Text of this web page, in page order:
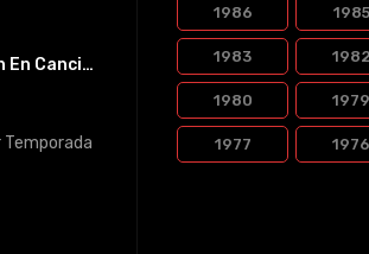
De Cancion En Cancion
1986 1985
1983 1982
1980 1979
1977 1976